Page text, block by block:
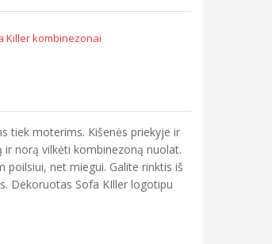
Killer kombinezonai
tiek moterims. Kišenės priekyje ir
ir norą vilkėti kombinezoną nuolat.
net miegui. Galite rinktis iš
Dekoruotas Sofa KIller logotipu